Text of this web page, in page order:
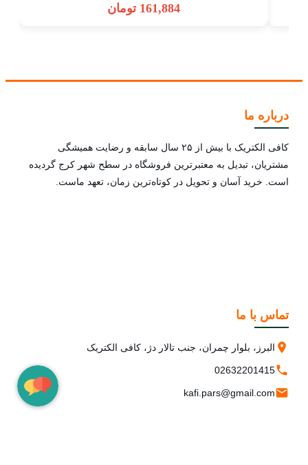
161,884 تومان
درباره ما
کافی الکتریک با بیش از ۲۵ سال سابقه و رضایت همیشگی
مشتریان، تبدیل به معتبرترین فروشگاه در سطح شهر کرج گردیده
است. خرید آسان و تحویل در کوتاه‌ترین زمان، تعهد ماست.
تماس با ما
البرز، بلوار چمران، جنب تالار دژ، کافی الکتریک
02632201415
kafi.pars@gmail.com